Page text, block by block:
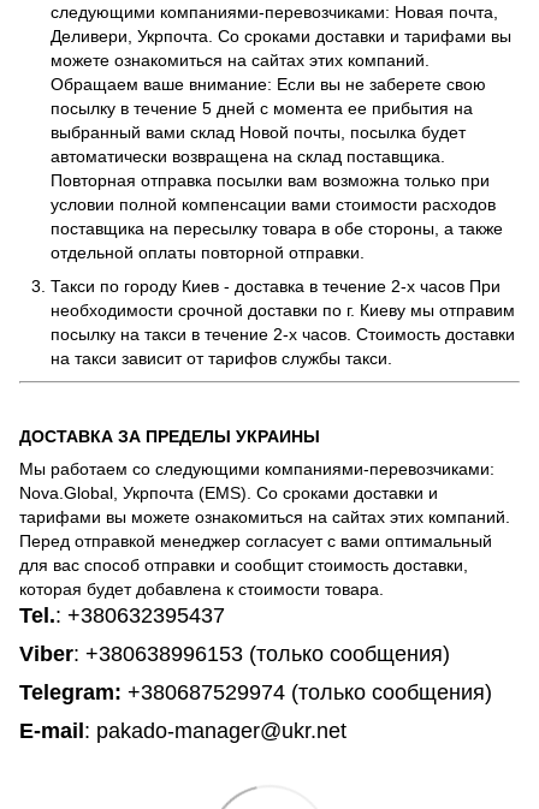
следующими компаниями-перевозчиками: Новая почта,
Деливери, Укрпочта. Со сроками доставки и тарифами вы
можете ознакомиться на сайтах этих компаний.
Обращаем ваше внимание: Если вы не заберете свою
посылку в течение 5 дней с момента ее прибытия на
выбранный вами склад Новой почты, посылка будет
автоматически возвращена на склад поставщика.
Повторная отправка посылки вам возможна только при
условии полной компенсации вами стоимости расходов
поставщика на пересылку товара в обе стороны, а также
отдельной оплаты повторной отправки.
Такси по городу Киев - доставка в течение 2-х часов При
необходимости срочной доставки по г. Киеву мы отправим
посылку на такси в течение 2-х часов. Стоимость доставки
на такси зависит от тарифов службы такси.
ДОСТАВКА ЗА ПРЕДЕЛЫ УКРАИНЫ
Мы работаем со следующими компаниями-перевозчиками:
Nova.Global, Укрпочта (EMS). Со сроками доставки и
тарифами вы можете ознакомиться на сайтах этих компаний.
Перед отправкой менеджер согласует с вами оптимальный
для вас способ отправки и сообщит стоимость доставки,
которая будет добавлена к стоимости товара.
Tel.: +380632395437
Viber: +380638996153 (только сообщения)
Telegram: +380687529974 (только сообщения)
E-mail: pakado-manager@ukr.net